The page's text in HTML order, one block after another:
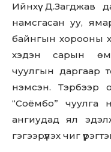
Ийнхүү Д.Загджав
намсгасан уу,
байнгын хорооны
хэдэн сарын
чуулгын даргаар
нэмсэн. Тэрбээр
“Соёмбо”
ангиудад ял
гэгээрүүлэх чиг